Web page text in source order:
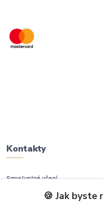
Kontakty
Smysluplné učení
+420 737 937 936🍪 Jak byste